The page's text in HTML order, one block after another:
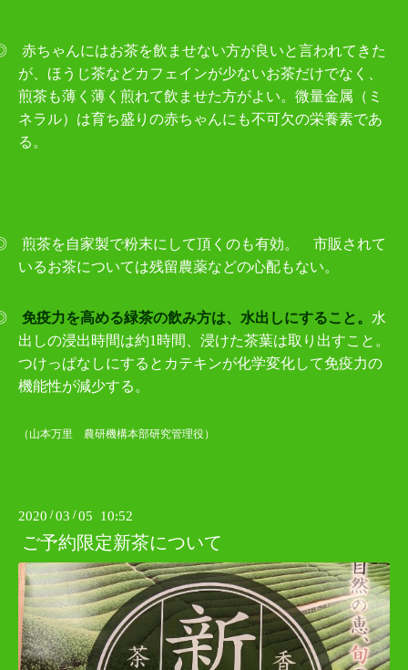
赤ちゃんにはお茶を飲ませない方が良いと言われてきた
が、ほうじ茶などカフェインが少ないお茶だけでなく、
煎茶も薄く薄く煎れて飲ませた方がよい。微量金属（ミ
ネラル）は育ち盛りの赤ちゃんにも不可欠の栄養素であ
る。
煎茶を自家製で粉末にして頂くのも有効。 市販されて
いるお茶については残留農薬などの心配もない。
免疫力を高める緑茶の飲み方は、水出しにすること。 水
出しの浸出時間は約1 時間、浸けた茶葉は取り出すこと。
つけっぱなしにするとカテキンが化学変化して免疫力の
機能性が減少する。
（山本万里 農研機構本部研究管理役）
2020 /03 /05 10:52
ご予約限定新茶について